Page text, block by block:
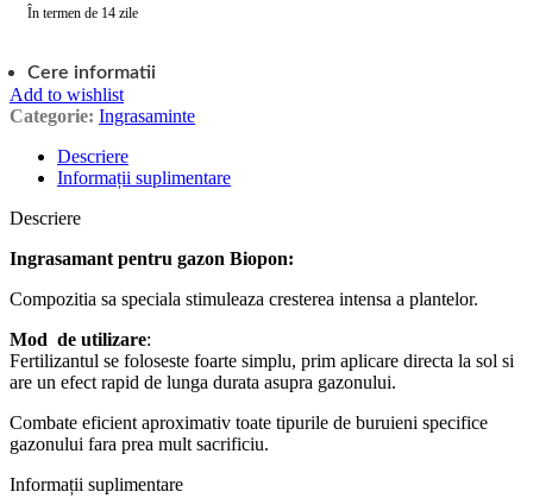
În termen de 14 zile
Cere informatii
Add to wishlist
Categorie: Ingrasaminte
Descriere
Informații suplimentare
Descriere
Ingrasamant pentru gazon Biopon:
Compozitia sa speciala stimuleaza cresterea intensa a plantelor.
Mod de utilizare:
Fertilizantul se foloseste foarte simplu, prim aplicare directa la sol si
are un efect rapid de lunga durata asupra gazonului.
Combate eficient aproximativ toate tipurile de buruieni specifice
gazonului fara prea mult sacrificiu.
Informații suplimentare